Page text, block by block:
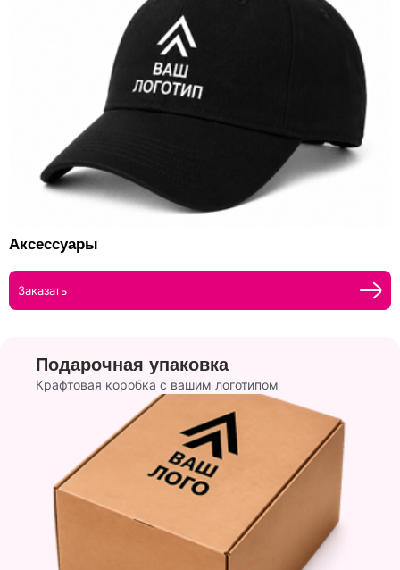
Аксессуары
Заказать
Подарочная упаковка
Крафтовая коробка с вашим логотипом